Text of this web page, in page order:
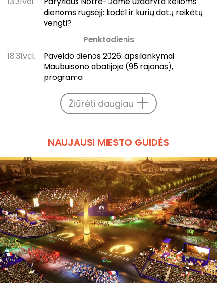
dienoms rugsėjį: kodėl ir kurių datų reikėtų
vengti?
Penktadienis
18:31val.
Paveldo dienos 2026: apsilankymai
Maubuisono abatijoje (95 rajonas),
programa
Žiūrėti daugiau
NAUJAUSI MIESTO GUIDĖS